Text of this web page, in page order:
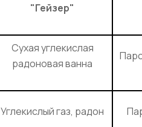
"Гейзер"
Сухая углекислая
радоновая ванна
Углекислый газ, радон